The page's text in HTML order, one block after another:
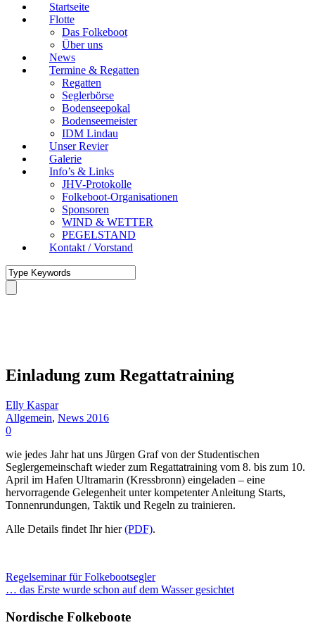
Startseite
Flotte
Das Folkeboot
Über uns
News
Termine & Regatten
Regatten
Seglerbörse
Bodenseepokal
Bodenseemeister
IDM Lindau
Unser Revier
Galerie
Info’s & Links
JHV-Protokolle
Folkeboot-Organisationen
Sponsoren
WIND & WETTER
PEGELSTAND
Kontakt / Vorstand
Einladung zum Regattatraining
Elly Kaspar
Allgemein, News 2016
0
wie jedes Jahr hat uns Jürgen Graf von der Studentischen
Seglergemeinschaft wieder zum Regattatraining vom 8. bis zum 10.
April im Hafen Ultramarin (Kressbronn) eingeladen – eine
hervorragende Gelegenheit unter kompetenter Anleitung Starts,
Tonnenrundungen, Taktik und Regeln zu trainieren.
Alle Details findet Ihr hier(PDF).
Regelseminar für Folkebootsegler
… das Erste wurde schon auf dem Wasser gesichtet
Nordische Folkeboote